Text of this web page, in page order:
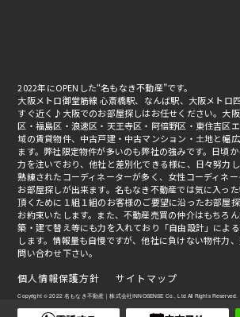
2022年にOPENした“名もなき不動産”です。
大阪メトロ御堂筋線 心斎橋駅、なんば駅、大阪メトロ
すぐ近く♪大阪でのお部屋探しはお任せください。大
区・福島区・浪速区・天王寺区・阿倍野区・東住吉区
域の賃貸物件、中古戸建・中古マンション・土地と幅
ます。弊社限定物件が多いのも弊社の強みです。日頃
力を注いでおり、他社と差別化できる様に、日々努力し
熟練されたコーディネーターが多く、女性コーディネ
お部屋探しが出来ます。名もなき不動産では気に入っ
頂くために１組１組のお客様のご要望に沿ったお部屋
お約束いたします。また、不動産売買の仲介はもちろ
築・建て替え等にも力を入れており「自由設計」によ
します。情報量も自慢ですが、他社に負けない物件力
問い合わせ下さい。
Copyright © 2022 名もなき不動産｜株式会社INNOSENSE Co., Ltd All Rights Reserved.
個人情報保護方針 サイトマップ